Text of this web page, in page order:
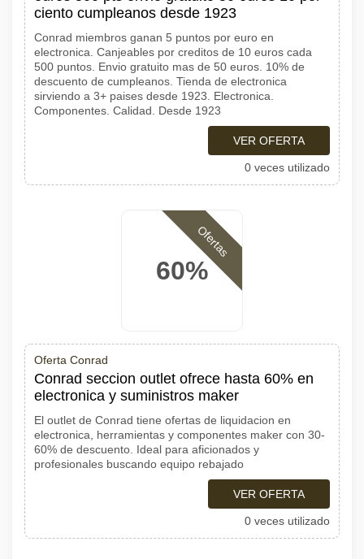
ciento cumpleanos desde 1923
Conrad miembros ganan 5 puntos por euro en
electronica. Canjeables por creditos de 10 euros cada
500 puntos. Envio gratuito mas de 50 euros. 10% de
descuento de cumpleanos. Tienda de electronica
sirviendo a 3+ paises desde 1923. Electronica.
Componentes. Calidad. Desde 1923
VER OFERTA
0 veces utilizado
60%
Ofertas
Oferta Conrad
Conrad seccion outlet ofrece hasta 60% en
electronica y suministros maker
El outlet de Conrad tiene ofertas de liquidacion en
electronica, herramientas y componentes maker con 30-
60% de descuento. Ideal para aficionados y
profesionales buscando equipo rebajado
VER OFERTA
0 veces utilizado